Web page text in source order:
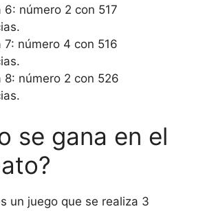
6: número 2 con 517
7: número 4 con 516
8: número 2 con 526
se gana en el
un juego que se realiza 3